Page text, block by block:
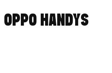
OPPO HANDYS